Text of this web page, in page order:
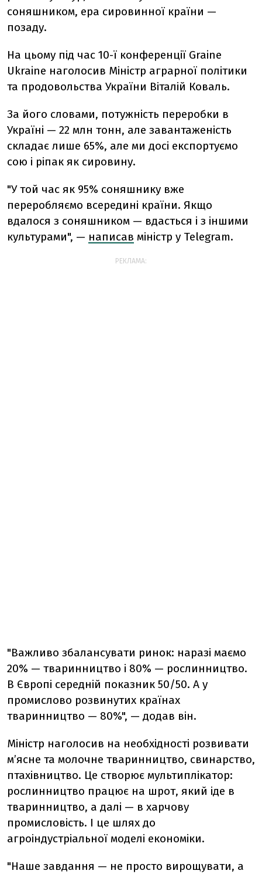
соняшником, ера сировинної країни —
позаду.
На цьому під час 10-ї конференції Graine
Ukraine наголосив Міністр аграрної політики
та продовольства України Віталій Коваль.
За його словами, потужність переробки в
Україні — 22 млн тонн, але завантаженість
складає лише 65%, але ми досі експортуємо
сою і ріпак як сировину.
"У той час як 95% соняшнику вже
переробляємо всередині країни. Якщо
вдалося з соняшником — вдасться і з іншими
культурами", — написав міністр у Telegram.
РЕКЛАМА:
"Важливо збалансувати ринок: наразі маємо
20% — тваринництво і 80% — рослинництво.
В Європі середній показник 50/50. А у
промислово розвинутих країнах
тваринництво — 80%", — додав він.
Міністр наголосив на необхідності розвивати
м’ясне та молочне тваринництво, свинарство,
птахівництво. Це створює мультиплікатор:
рослинництво працює на шрот, який іде в
тваринництво, а далі — в харчову
промисловість. І це шлях до
агроіндустріальної моделі економіки.
"Наше завдання — не просто вирощувати, а